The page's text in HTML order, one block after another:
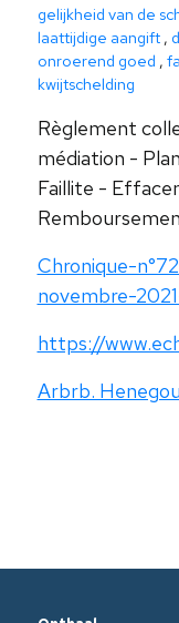
gelijkheid van de
laattijdige aangift,
onroerend goed ,
kwijtschelding
Règlement
médiation -
Faillite -
Chronique-
novembre-
https://
Arbrb.